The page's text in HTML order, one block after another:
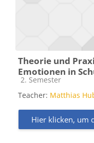
Theorie und
Emotionen in
Kursbereich
2. Semester
Teacher: Matthias
Hier klicken, um